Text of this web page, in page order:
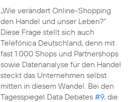
„Wie verändert Online-Shopping
den Handel und unser Leben?“
Diese Frage stellt sich auch
Telefónica Deutschland, denn mit
fast 1.000 Shops und Partnershops
sowie Datenanalyse für den Handel
steckt das Unternehmen selbst
mitten in diesem Wandel. Bei den
Tagesspiegel Data Debates #9, die